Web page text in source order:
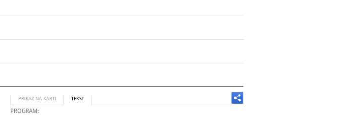
PRIKAZ NA KARTI TEKST
PROGRAM: